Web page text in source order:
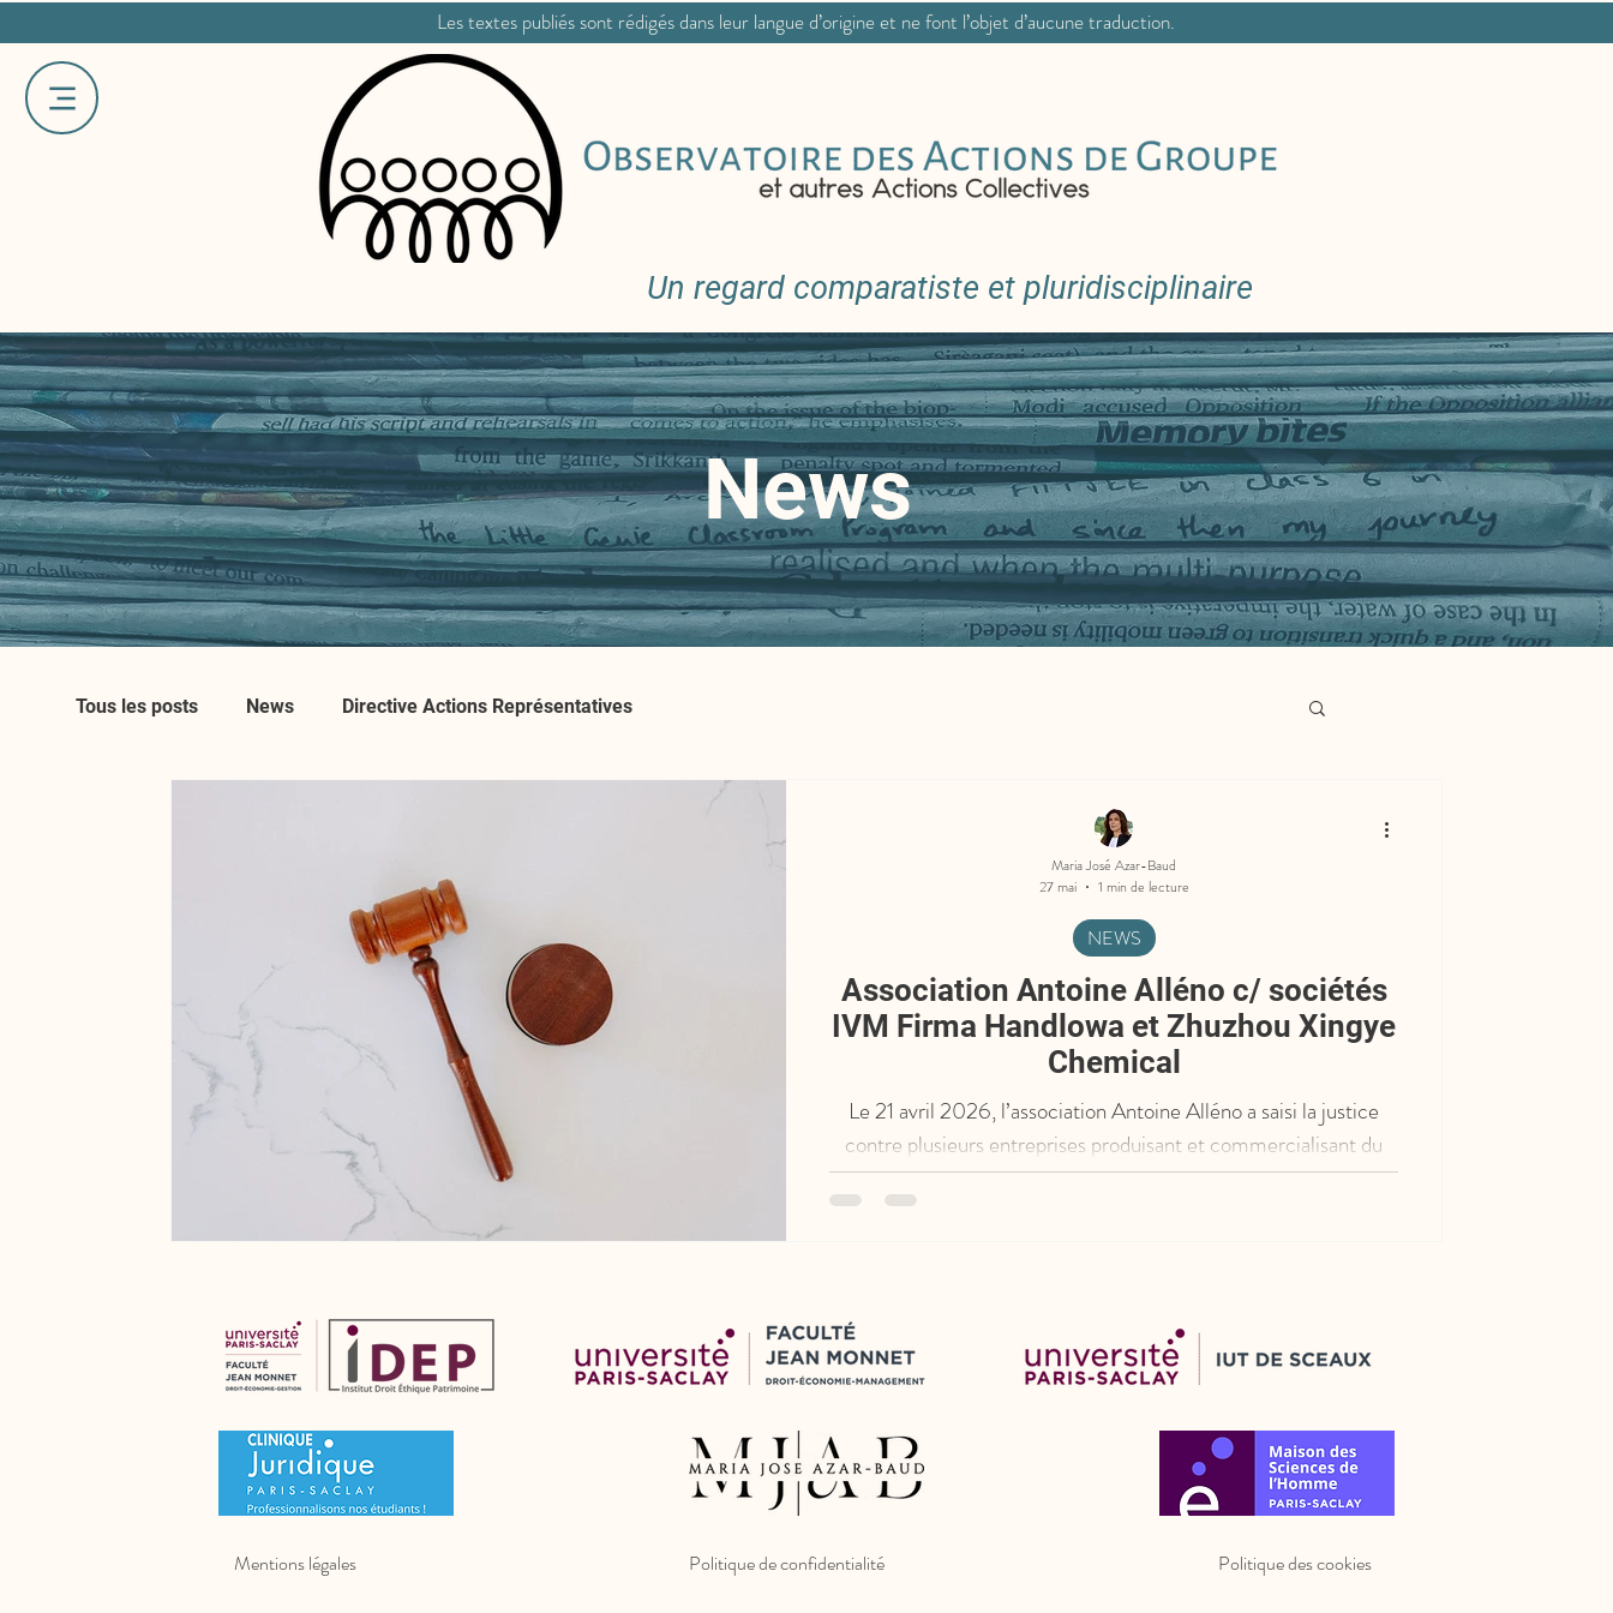
Les textes publiés sont rédigés dans leur langue d’origine et ne font l’objet d’aucune traduction.
Un regard comparatiste et pluridisciplinaire
News
Tous les posts News Directive Actions Représentatives
Association Antoine Alléno c/ sociétés
IVM Firma Handlowa et Zhuzhou Xingye
Chemical
Le 21 avril 2026, l’association Antoine Alléno a saisi la justice
contre plusieurs entreprises produisant et commercialisant du
protoxyde d’azote. Elle dénonce des pratiques commerciales
déloyales visant à encourager l’usage détourné du « gaz hilarant »,
NEWS
Maria José Azar-Baud
27 mai
1 min de lecture
Mentions légales Politique de confidentialité Politique des cookies